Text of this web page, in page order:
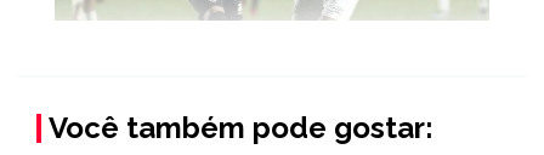
Você também pode gostar: